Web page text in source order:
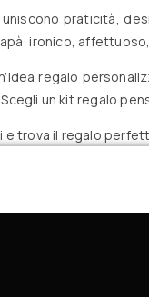
praticità,
ironico,
regalo
un kit regalo
trova il regalo